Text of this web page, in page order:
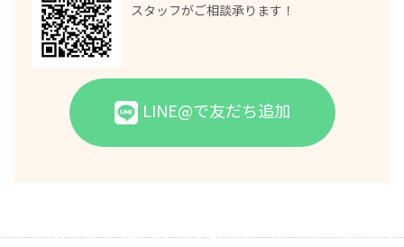
スタッフがご相談承ります！
LINE@で友だち追加